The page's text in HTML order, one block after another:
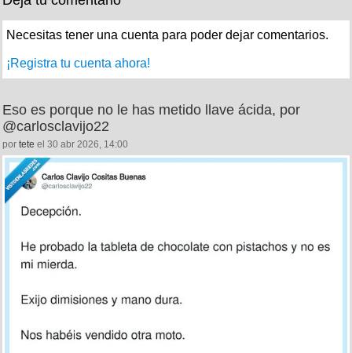
Necesitas tener una cuenta para poder dejar comentarios.
¡Registra tu cuenta ahora!
Eso es porque no le has metido llave ácida, por
@carlosclavijo22
por tete el 30 abr 2026, 14:00